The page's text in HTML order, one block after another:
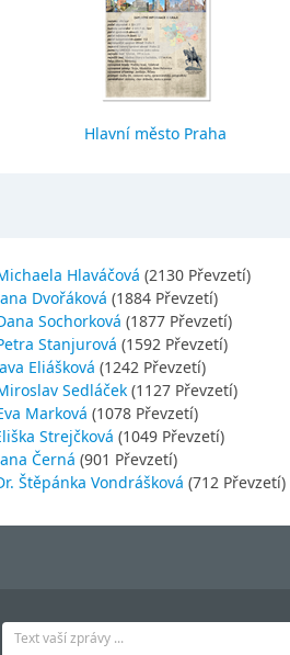
Hlavní město Praha
Hlaváčová (2130 Převzetí)
Dvořáková (1884 Převzetí)
Sochorková (1877 Převzetí)
Stanjurová (1592 Převzetí)
Eliášková (1242 Převzetí)
Sedláček (1127 Převzetí)
Marková (1078 Převzetí)
Strejčková (1049 Převzetí)
Černá (901 Převzetí)
Štěpánka Vondrášková (712 Převzetí)